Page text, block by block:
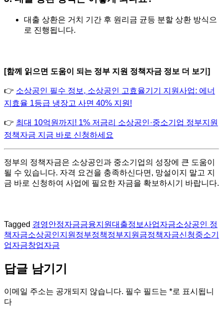
대출 상환은 거치 기간 후 원리금 균등 분할 상환 방식으
로 진행됩니다.
[함께 읽으면 도움이 되는 정부 지원 정책자금 정보 더 보기]
👉 소상공인 필수 정보, 소상공인 고효율기기 지원사업: 에너
지효율 1등급 냉장고 사면 40% 지원!
👉 최대 10억원까지! 1% 저금리 소상공인·중소기업 정부지원
정책자금 지금 바로 신청하세요
정부의 정책자금은 소상공인과 중소기업의 성장에 큰 도움이
될 수 있습니다. 자격 요건을 충족하신다면, 망설이지 말고 지
금 바로 신청하여 사업에 필요한 자금을 확보하시기 바랍니다.
Tagged 경영안정자금금융지원대출정보사업자금소상공인 정
책자금소상공인지원 정부정책정부지원금정책자금신청중소기
업자금창업자금
답글 남기기
이메일 주소는 공개되지 않습니다. 필수 필드는 *로 표시됩니
다